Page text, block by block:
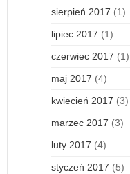
sierpień 2017 (1)
lipiec 2017 (1)
czerwiec 2017 (1)
maj 2017 (4)
kwiecień 2017 (3)
marzec 2017 (3)
luty 2017 (4)
styczeń 2017 (5)